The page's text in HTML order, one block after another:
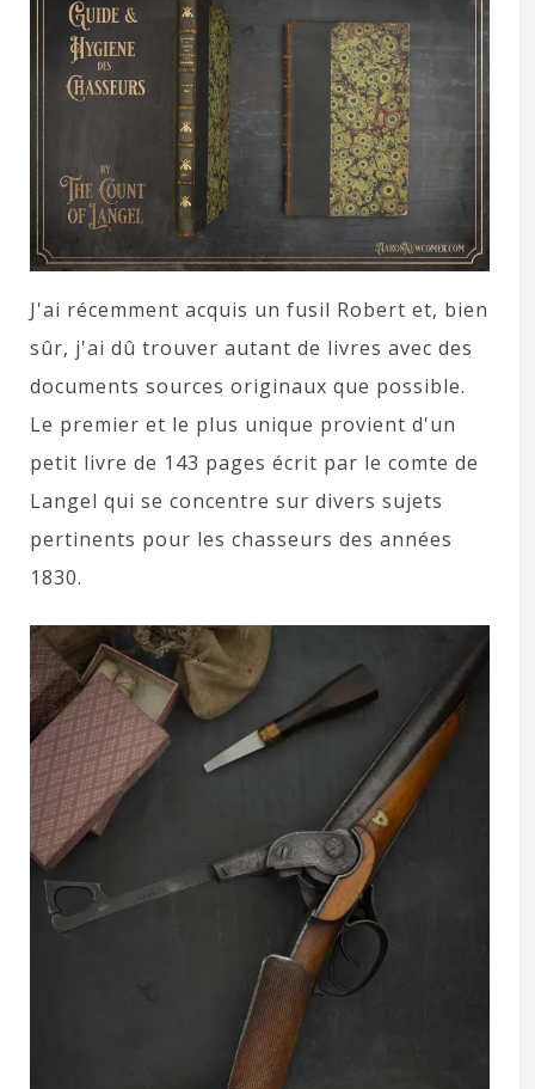
J'ai récemment acquis un fusil Robert et, bien
sûr, j'ai dû trouver autant de livres avec des
documents sources originaux que possible.
Le premier et le plus unique provient d'un
petit livre de 143 pages écrit par le comte de
Langel qui se concentre sur divers sujets
pertinents pour les chasseurs des années
1830.